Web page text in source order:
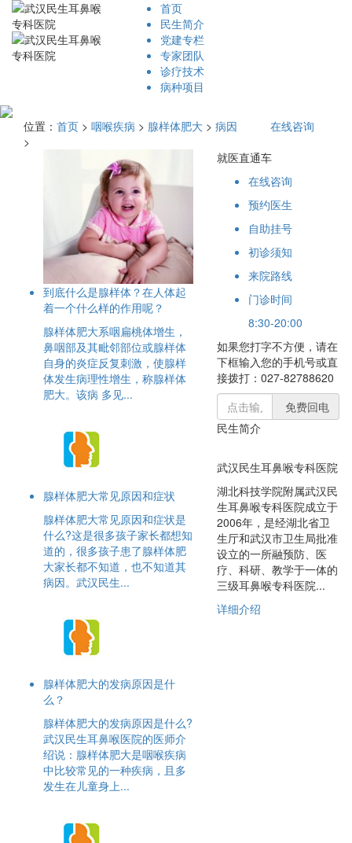
首页
民生简介
党建专栏
专家团队
诊疗技术
病种项目
位置： 首页 > 咽喉疾病 > 腺样体肥大 > 病因
>
在线咨询
到底什么是腺样体？在人体起
着一个什么样的作用呢？
腺样体肥大系咽扁桃体增生，
鼻咽部及其毗邻部位或腺样体
自身的炎症反复刺激，使腺样
体发生病理性增生，称腺样体
肥大。该病 多见...
腺样体肥大常见原因和症状
腺样体肥大常见原因和症状是
什么?这是很多孩子家长都想知
道的，很多孩子患了腺样体肥
大家长都不知道，也不知道其
病因。武汉民生...
腺样体肥大的发病原因是什
么？
腺样体肥大的发病原因是什么?
武汉民生耳鼻喉医院的医师介
绍说：腺样体肥大是咽喉疾病
中比较常见的一种疾病，且多
发生在儿童身上...
就医直通车
在线咨询
预约医生
自助挂号
初诊须知
来院路线
门诊时间
8:30-20:00
如果您打字不方便，请在
下框输入您的手机号或直
接拨打：027-82788620
免费回电
民生简介
武汉民生耳鼻喉专科医院
湖北科技学院附属武汉民
生耳鼻喉专科医院成立于
2006年，是经湖北省卫
生厅和武汉市卫生局批准
设立的一所融预防、医
疗、科研、教学于一体的
三级耳鼻喉专科医院...
详细介绍